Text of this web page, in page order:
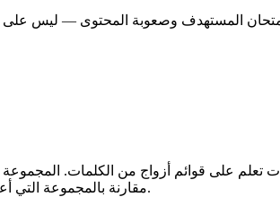
مقارنة بالمجموعة.